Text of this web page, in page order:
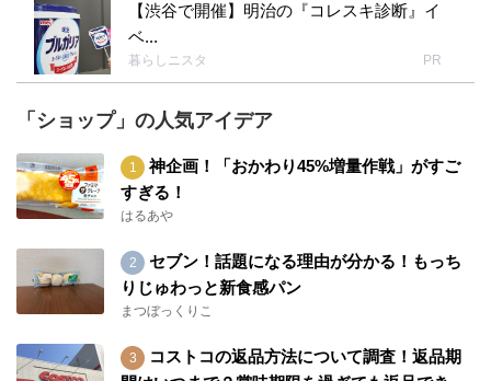
【渋谷で開催】明治の『コレスキ診断』イ
ベ...
暮らしニスタ PR
「ショップ」の人気アイデア
神企画！「おかわり45%増量作戦」がすご
すぎる！
はるあや
セブン！話題になる理由が分かる！もっち
りじゅわっと新食感パン
まつぼっくりこ
コストコの返品方法について調査！返品期